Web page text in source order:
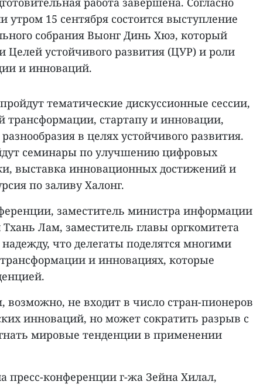
утром 15 сентября состоится выступление
собрания Выонг Динь Хюэ, который
Целей устойчивого развития (ЦУР) и роли
и инноваций.
тематические дискуссионные сессии,
стартапу и инновации,
в целях устойчивого развития.
семинары по улучшению цифровых
выставка инновационных достижений и
по заливу Халонг.
заместитель министра информации
Лам, заместитель главы оргкомитета
что делегаты поделятся многими
и инновациях, которые
возможно, не входит в число стран-пионеров
инноваций, но может сократить разрыв с
мировые тенденции в применении
пресс-конференции г-жа Зейна Хилал,